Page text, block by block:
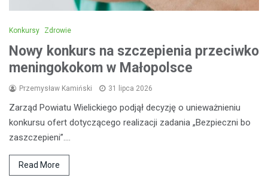
Konkursy Zdrowie
Nowy konkurs na szczepienia przeciwko
meningokokom w Małopolsce
Przemysław Kamiński 31 lipca 2026
Zarząd Powiatu Wielickiego podjął decyzję o unieważnieniu
konkursu ofert dotyczącego realizacji zadania „Bezpieczni bo
zaszczepieni”.…
Read More